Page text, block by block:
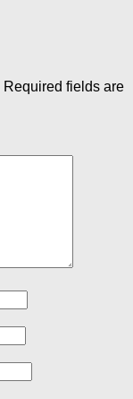
Required fields are